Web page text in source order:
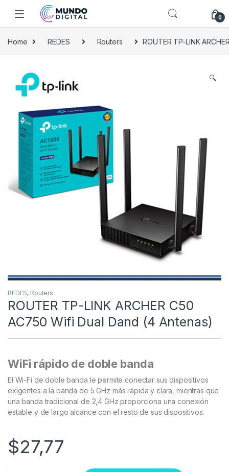
Skip to navigation
Skip to content
0
Home REDES Routers ROUTER TP-LINK
🔍
REDES, Routers
ROUTER TP-LINK ARCHER C50
AC750 Wifi Dual Dand (4 Antenas)
WiFi rápido de doble banda
El Wi-Fi de doble banda le permite conectar sus dispositivos
exigentes a la banda de 5 GHz más rápida y clara, mientras que
una banda tradicional de 2,4 GHz proporciona una conexión
estable y de largo alcance con el resto de sus dispositivos.
$27,77